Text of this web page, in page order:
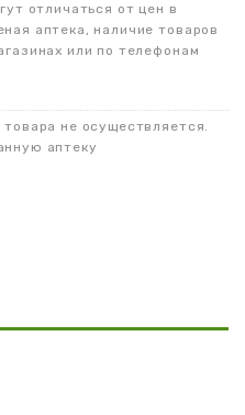
отличаться от цен в
аптека, наличие товаров
или по телефонам
не осуществляется.
аптеку